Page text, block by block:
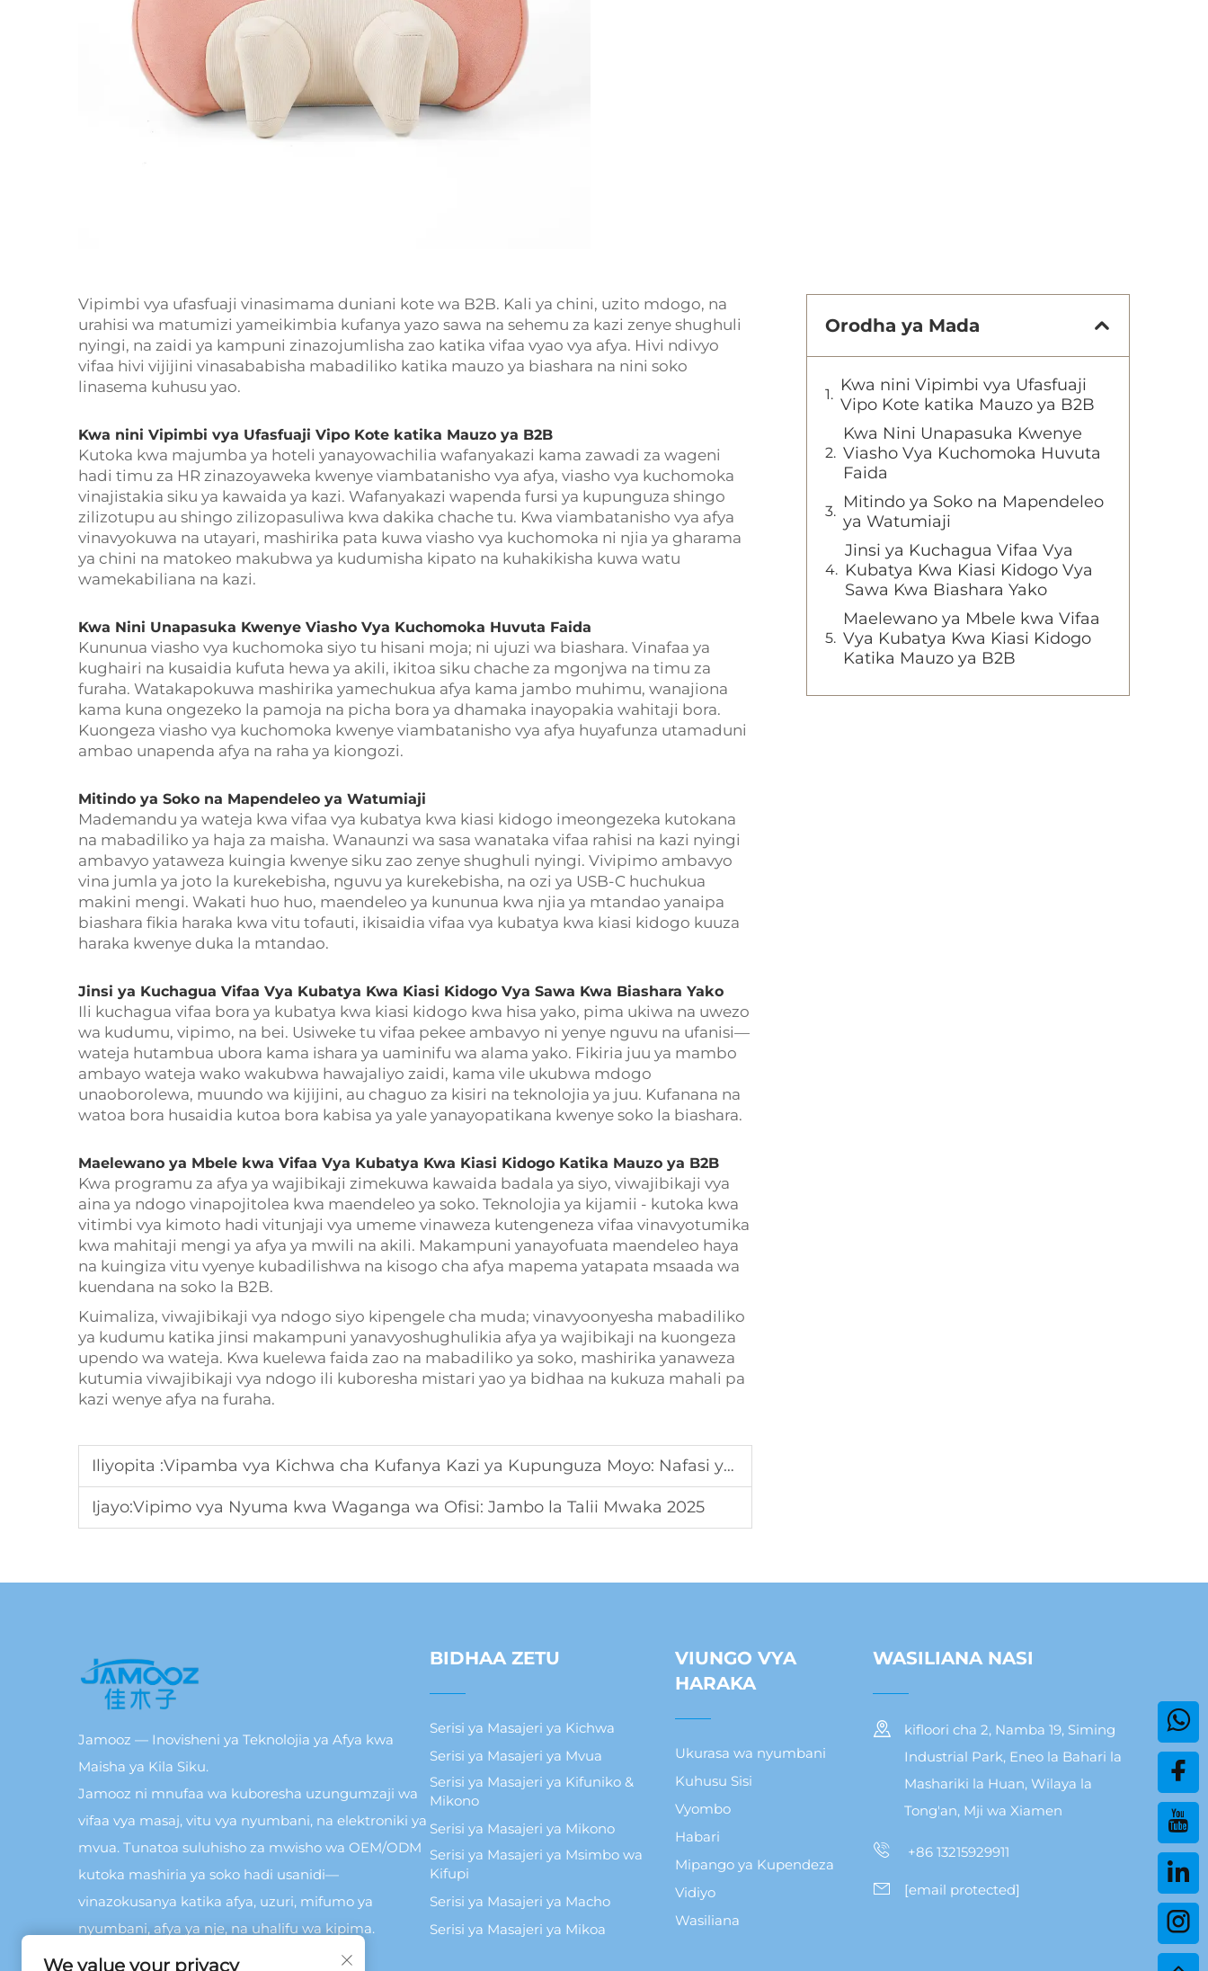
Vipimbi vya ufasfuaji vinasimama duniani kote wa B2B. Kali ya chini, uzito mdogo, na
urahisi wa matumizi yameikimbia kufanya yazo sawa na sehemu za kazi zenye shughuli
nyingi, na zaidi ya kampuni zinazojumlisha zao katika vifaa vyao vya afya. Hivi ndivyo
vifaa hivi vijijini vinasababisha mabadiliko katika mauzo ya biashara na nini soko
linasema kuhusu yao.
Kwa nini Vipimbi vya Ufasfuaji Vipo Kote katika Mauzo ya B2B
Kutoka kwa majumba ya hoteli yanayowachilia wafanyakazi kama zawadi za wageni
hadi timu za HR zinazoyaweka kwenye viambatanisho vya afya, viasho vya kuchomoka
vinajistakia siku ya kawaida ya kazi. Wafanyakazi wapenda fursi ya kupunguza shingo
zilizotupu au shingo zilizopasuliwa kwa dakika chache tu. Kwa viambatanisho vya afya
vinavyokuwa na utayari, mashirika pata kuwa viasho vya kuchomoka ni njia ya gharama
ya chini na matokeo makubwa ya kudumisha kipato na kuhakikisha kuwa watu
wamekabiliana na kazi.
Kwa Nini Unapasuka Kwenye Viasho Vya Kuchomoka Huvuta Faida
Kununua viasho vya kuchomoka siyo tu hisani moja; ni ujuzi wa biashara. Vinafaa ya
kughairi na kusaidia kufuta hewa ya akili, ikitoa siku chache za mgonjwa na timu za
furaha. Watakapokuwa mashirika yamechukua afya kama jambo muhimu, wanajiona
kama kuna ongezeko la pamoja na picha bora ya dhamaka inayopakia wahitaji bora.
Kuongeza viasho vya kuchomoka kwenye viambatanisho vya afya huyafunza utamaduni
ambao unapenda afya na raha ya kiongozi.
Mitindo ya Soko na Mapendeleo ya Watumiaji
Mademandu ya wateja kwa vifaa vya kubatya kwa kiasi kidogo imeongezeka kutokana
na mabadiliko ya haja za maisha. Wanaunzi wa sasa wanataka vifaa rahisi na kazi nyingi
ambavyo yataweza kuingia kwenye siku zao zenye shughuli nyingi. Vivipimo ambavyo
vina jumla ya joto la kurekebisha, nguvu ya kurekebisha, na ozi ya USB-C huchukua
makini mengi. Wakati huo huo, maendeleo ya kununua kwa njia ya mtandao yanaipa
biashara fikia haraka kwa vitu tofauti, ikisaidia vifaa vya kubatya kwa kiasi kidogo kuuza
haraka kwenye duka la mtandao.
Jinsi ya Kuchagua Vifaa Vya Kubatya Kwa Kiasi Kidogo Vya Sawa Kwa Biashara Yako
Ili kuchagua vifaa bora ya kubatya kwa kiasi kidogo kwa hisa yako, pima ukiwa na uwezo
wa kudumu, vipimo, na bei. Usiweke tu vifaa pekee ambavyo ni yenye nguvu na ufanisi—
wateja hutambua ubora kama ishara ya uaminifu wa alama yako. Fikiria juu ya mambo
ambayo wateja wako wakubwa hawajaliyo zaidi, kama vile ukubwa mdogo
unaoborolewa, muundo wa kijijini, au chaguo za kisiri na teknolojia ya juu. Kufanana na
watoa bora husaidia kutoa bora kabisa ya yale yanayopatikana kwenye soko la biashara.
Maelewano ya Mbele kwa Vifaa Vya Kubatya Kwa Kiasi Kidogo Katika Mauzo ya B2B
Kwa programu za afya ya wajibikaji zimekuwa kawaida badala ya siyo, viwajibikaji vya
aina ya ndogo vinapojitolea kwa maendeleo ya soko. Teknolojia ya kijamii - kutoka kwa
vitimbi vya kimoto hadi vitunjaji vya umeme vinaweza kutengeneza vifaa vinavyotumika
kwa mahitaji mengi ya afya ya mwili na akili. Makampuni yanayofuata maendeleo haya
na kuingiza vitu vyenye kubadilishwa na kisogo cha afya mapema yatapata msaada wa
kuendana na soko la B2B.
Kuimaliza, viwajibikaji vya ndogo siyo kipengele cha muda; vinavyoonyesha mabadiliko
ya kudumu katika jinsi makampuni yanavyoshughulikia afya ya wajibikaji na kuongeza
upendo wa wateja. Kwa kuelewa faida zao na mabadiliko ya soko, mashirika yanaweza
kutumia viwajibikaji vya ndogo ili kuboresha mistari yao ya bidhaa na kukuza mahali pa
kazi wenye afya na furaha.
Iliyopita :Vipamba vya Kichwa cha Kufanya Kazi ya Kupunguza Moyo: Nafasi ya Kuongezeka ya B2B
Ijayo:Vipimo vya Nyuma kwa Waganga wa Ofisi: Jambo la Talii Mwaka 2025
Orodha ya Mada
Kwa nini Vipimbi vya Ufasfuaji
Vipo Kote katika Mauzo ya B2B
Kwa Nini Unapasuka Kwenye
Viasho Vya Kuchomoka Huvuta
Faida
Mitindo ya Soko na Mapendeleo
ya Watumiaji
Jinsi ya Kuchagua Vifaa Vya
Kubatya Kwa Kiasi Kidogo Vya
Sawa Kwa Biashara Yako
Maelewano ya Mbele kwa Vifaa
Vya Kubatya Kwa Kiasi Kidogo
Katika Mauzo ya B2B
Jamooz — Inovisheni ya Teknolojia ya Afya kwa
Maisha ya Kila Siku.
Jamooz ni mnufaa wa kuboresha uzungumzaji wa
vifaa vya masaj, vitu vya nyumbani, na elektroniki ya
mvua. Tunatoa suluhisho za mwisho wa OEM/ODM
kutoka mashiria ya soko hadi usanidi—
vinazokusanya katika afya, uzuri, mifumo ya
nyumbani, afya ya nje, na uhalifu wa kipima.
BIDHAA ZETU
Serisi ya Masajeri ya Kichwa
Serisi ya Masajeri ya Mvua
Serisi ya Masajeri ya Kifuniko &
Mikono
Serisi ya Masajeri ya Mikono
Serisi ya Masajeri ya Msimbo wa
Kifupi
Serisi ya Masajeri ya Macho
Serisi ya Masajeri ya Mikoa
VIUNGO VYA
HARAKA
Ukurasa wa nyumbani
Kuhusu Sisi
Vyombo
Habari
Mipango ya Kupendeza
Vidiyo
Wasiliana
WASILIANA NASI
kifloori cha 2, Namba 19, Siming
Industrial Park, Eneo la Bahari la
Mashariki la Huan, Wilaya la
Tong'an, Mji wa Xiamen
+86 13215929911
[email protected]
We value your privacy